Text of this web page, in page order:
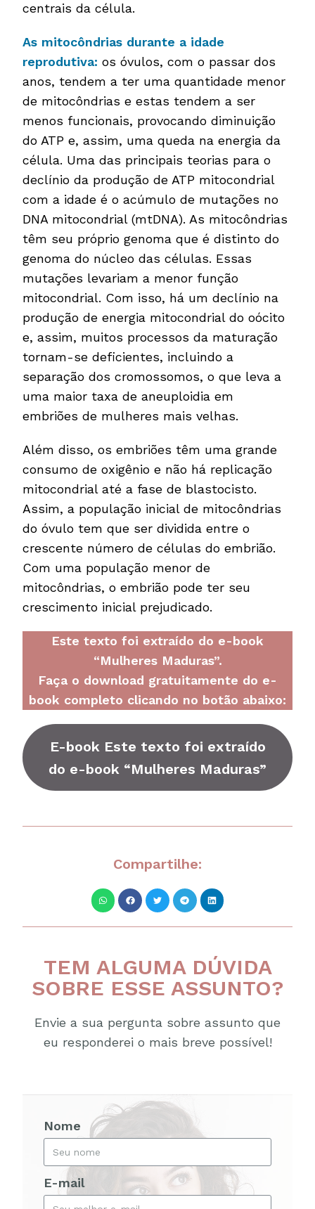
centrais da célula.
As mitocôndrias durante a idade
reprodutiva: os óvulos, com o passar dos
anos, tendem a ter uma quantidade menor
de mitocôndrias e estas tendem a ser
menos funcionais, provocando diminuição
do ATP e, assim, uma queda na energia da
célula. Uma das principais teorias para o
declínio da produção de ATP mitocondrial
com a idade é o acúmulo de mutações no
DNA mitocondrial (mtDNA). As mitocôndrias
têm seu próprio genoma que é distinto do
genoma do núcleo das células. Essas
mutações levariam a menor função
mitocondrial. Com isso, há um declínio na
produção de energia mitocondrial do oócito
e, assim, muitos processos da maturação
tornam-se deficientes, incluindo a
separação dos cromossomos, o que leva a
uma maior taxa de aneuploidia em
embriões de mulheres mais velhas.
Além disso, os embriões têm uma grande
consumo de oxigênio e não há replicação
mitocondrial até a fase de blastocisto.
Assim, a população inicial de mitocôndrias
do óvulo tem que ser dividida entre o
crescente número de células do embrião.
Com uma população menor de
mitocôndrias, o embrião pode ter seu
crescimento inicial prejudicado.
Este texto foi extraído do e-book
“Mulheres Maduras”.
Faça o download gratuitamente do e-
book completo clicando no botão abaixo:
E-book Este texto foi extraído
do e-book “Mulheres Maduras”
Compartilhe:
TEM ALGUMA DÚVIDA
SOBRE ESSE ASSUNTO?
Envie a sua pergunta sobre assunto que
eu responderei o mais breve possível!
Nome
E-mail